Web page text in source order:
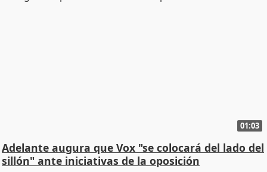
01:03
Adelante augura que Vox "se colocará del lado del
sillón" ante iniciativas de la oposición